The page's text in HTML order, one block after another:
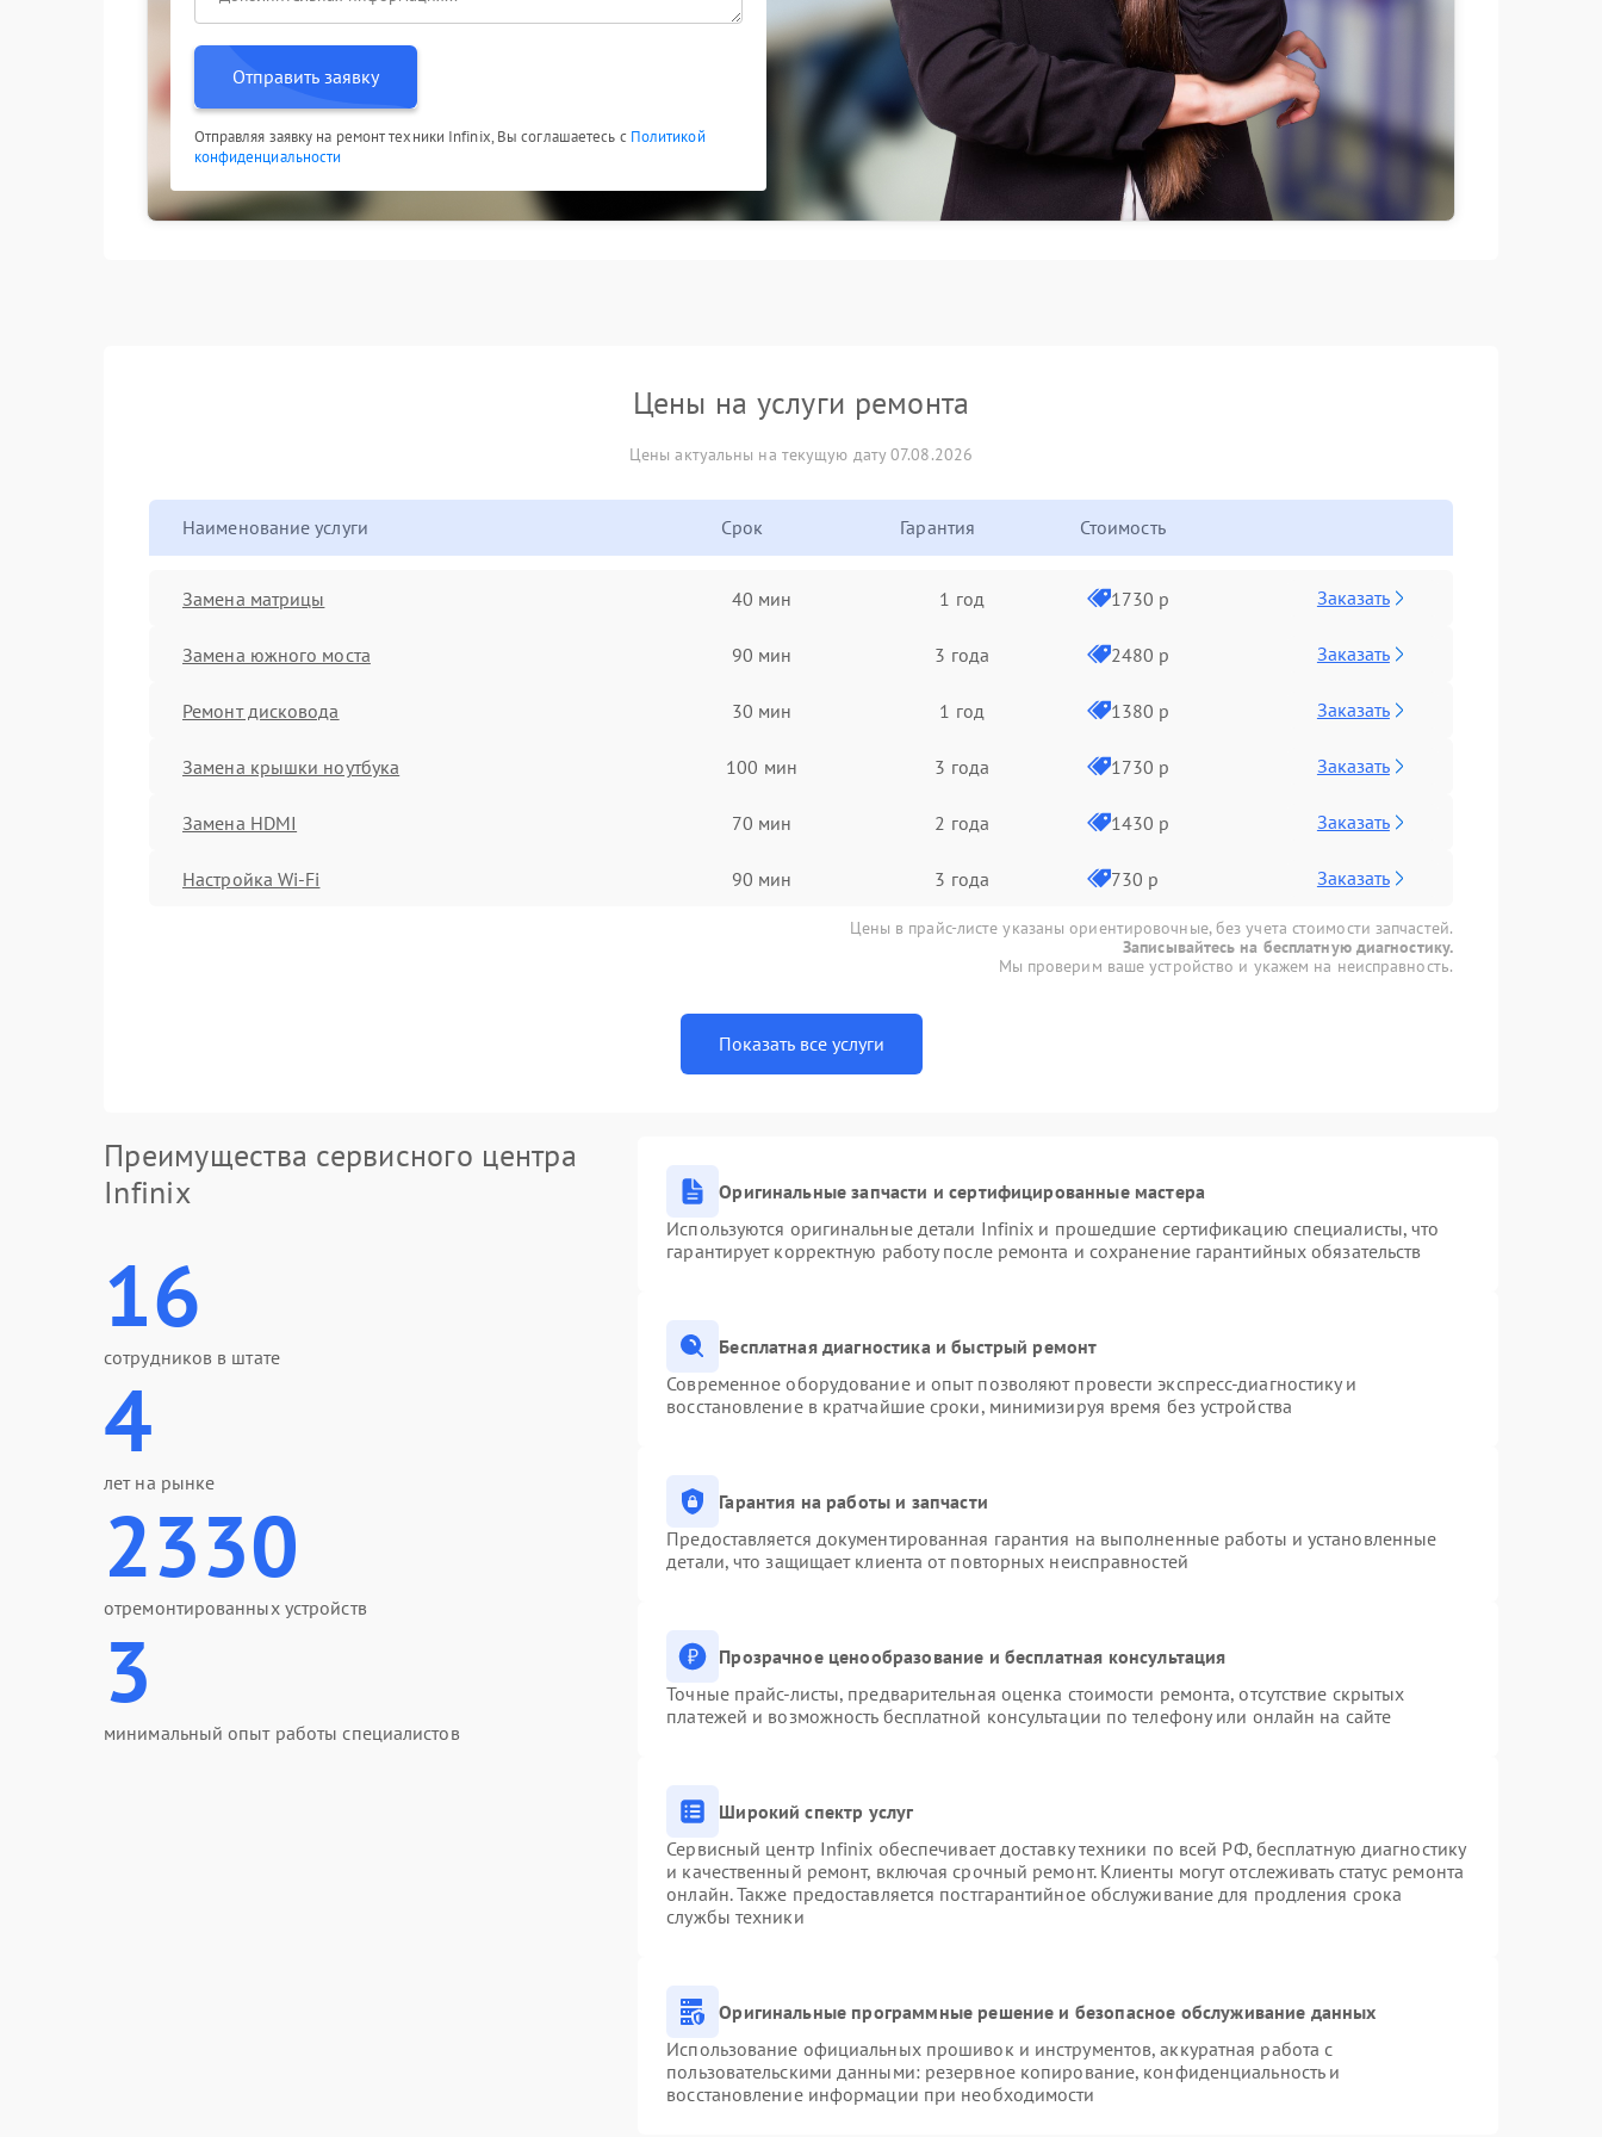
Отправить заявку
Отправляя заявку на ремонт техники Infinix, Вы соглашаетесь с Политикой
конфиденциальности
Цены на услуги ремонта
Цены актуальны на текущую дату 07.08.2026
Наименование услуги Срок Гарантия Стоимость
Замена матрицы 40 мин 1 год 1730 р Заказать
Замена южного моста 90 мин 3 года 2480 р Заказать
Ремонт дисковода 30 мин 1 год 1380 р Заказать
Замена крышки ноутбука 100 мин 3 года 1730 р Заказать
Замена HDMI 70 мин 2 года 1430 р Заказать
Настройка Wi-Fi 90 мин 3 года 730 р Заказать
Цены в прайс-листе указаны ориентировочные, без учета стоимости запчастей.
Записывайтесь на бесплатную диагностику.
Мы проверим ваше устройство и укажем на неисправность.
Показать все услуги
Преимущества сервисного центра
Infinix
16
сотрудников в штате
4
лет на рынке
2330
отремонтированных устройств
3
минимальный опыт работы специалистов
Оригинальные запчасти и сертифицированные мастера
Используются оригинальные детали Infinix и прошедшие сертификацию специалисты, что
гарантирует корректную работу после ремонта и сохранение гарантийных обязательств
Бесплатная диагностика и быстрый ремонт
Современное оборудование и опыт позволяют провести экспресс-диагностику и
восстановление в кратчайшие сроки, минимизируя время без устройства
Гарантия на работы и запчасти
Предоставляется документированная гарантия на выполненные работы и установленные
детали, что защищает клиента от повторных неисправностей
Прозрачное ценообразование и бесплатная консультация
Точные прайс-листы, предварительная оценка стоимости ремонта, отсутствие скрытых
платежей и возможность бесплатной консультации по телефону или онлайн на сайте
Широкий спектр услуг
Сервисный центр Infinix обеспечивает доставку техники по всей РФ, бесплатную диагностику
и качественный ремонт, включая срочный ремонт. Клиенты могут отслеживать статус ремонта
онлайн. Также предоставляется постгарантийное обслуживание для продления срока
службы техники
Оригинальные программные решение и безопасное обслуживание данных
Использование официальных прошивок и инструментов, аккуратная работа с
пользовательскими данными: резервное копирование, конфиденциальность и
восстановление информации при необходимости